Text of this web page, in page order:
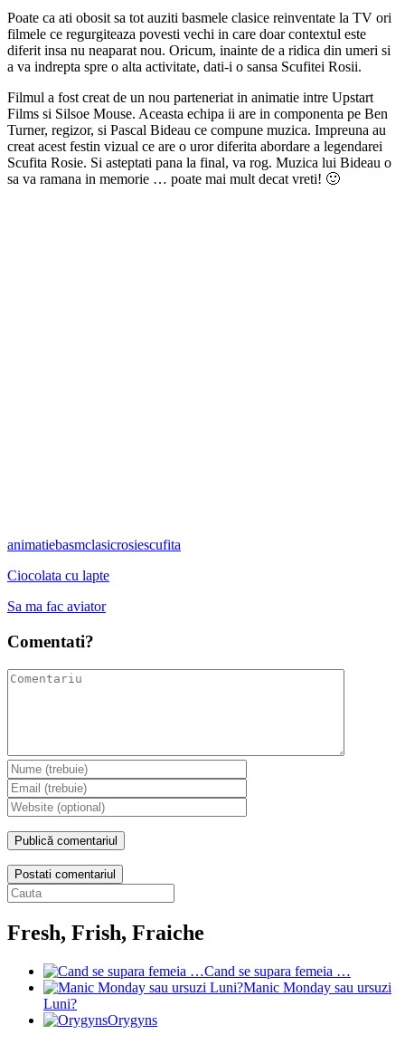
Poate ca ati obosit sa tot auziti basmele clasice reinventate la TV ori
filmele ce regurgiteaza povesti vechi in care doar contextul este
diferit insa nu neaparat nou. Oricum, inainte de a ridica din umeri si
a va indrepta spre o alta activitate, dati-i o sansa Scufitei Rosii.
Filmul a fost creat de un nou parteneriat in animatie intre Upstart
Films si Silsoe Mouse. Aceasta echipa ii are in componenta pe Ben
Turner, regizor, si Pascal Bideau ce compune muzica. Impreuna au
creat acest festin vizual ce are o uror diferita abordare a legendarei
Scufita Rosie. Si asteptati pana la final, va rog. Muzica lui Bideau o
sa va ramana in memorie … poate mai mult decat vreti! 🙂
animatiebasmclasicrosiescufita
Ciocolata cu lapte
Sa ma fac aviator
Comentati?
Postati comentariul
Fresh, Frish, Fraiche
Cand se supara femeia …
Manic Monday sau ursuzi
Luni?
Orygyns